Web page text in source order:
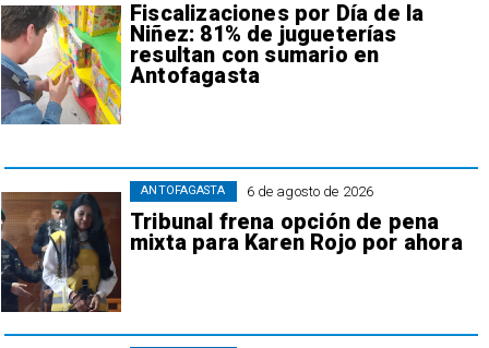
Fiscalizaciones por Día de la
Niñez: 81% de jugueterías
resultan con sumario en
Antofagasta
6 de agosto de 2026
Tribunal frena opción de pena
mixta para Karen Rojo por ahora
ANTOFAGASTA